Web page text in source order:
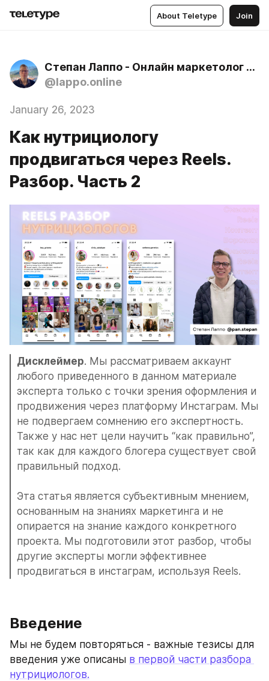
About Teletype Join
Степан Лаппо - Онлайн маркетолог об онлайн школах и заработке через блог
@lappo.online
January 26, 2023
Как нутрициологу
продвигаться через Reels.
Разбор. Часть 2
Дисклеймер. Мы рассматриваем аккаунт
любого приведенного в данном материале
эксперта только с точки зрения оформления и
продвижения через платформу Инстаграм. Мы
не подвергаем сомнению его экспертность.
Также у нас нет цели научить “как правильно”,
так как для каждого блогера существует свой
правильный подход.
Эта статья является субъективным мнением,
основанным на знаниях маркетинга и не
опирается на знание каждого конкретного
проекта. Мы подготовили этот разбор, чтобы
другие эксперты могли эффективнее
продвигаться в инстаграм, используя Reels.
Введение
Мы не будем повторяться - важные тезисы для
введения уже описаны в первой части разбора
нутрициологов.